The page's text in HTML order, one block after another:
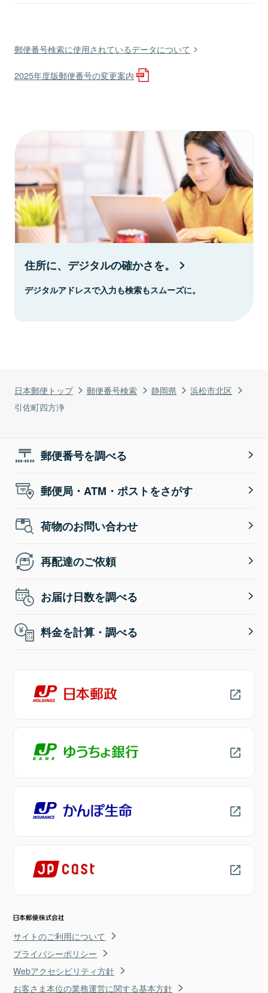
日本郵便トップ 郵便番号検索 静岡県
浜松市北区
引佐町四方浄
郵便番号検索に使用されているデータについて
2025年度版郵便番号の変更案内
住所に、デジタルの確かさを。
デジタルアドレスで入力も検索もスムーズに。
郵便番号を調べる
郵便局・ATM・ポストをさがす
荷物のお問い合わせ
再配達のご依頼
お届け日数を調べる
料金を計算・調べる
サイトのご利用について
プライバシーポリシー
Webアクセシビリティ方針
お客さま本位の業務運営に関する基本方針